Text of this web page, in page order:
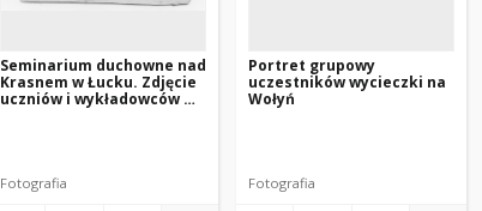
Seminarium duchowne nad
Krasnem w Łucku. Zdjęcie
uczniów i wykładowców w
Fotografia
Portret grupowy
uczestników wycieczki na
Wołyń
Fotografia